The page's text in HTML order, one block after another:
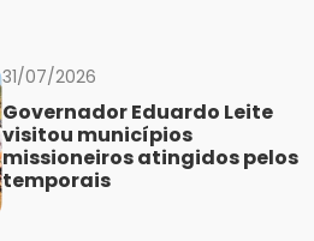
31/07/2026
Governador Eduardo Leite
visitou municípios
missioneiros atingidos pelos
temporais